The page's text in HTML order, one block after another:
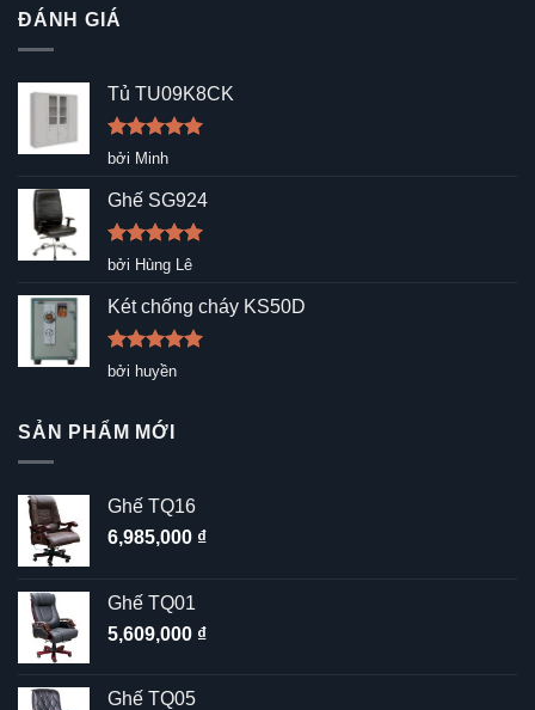
ĐÁNH GIÁ
Tủ TU09K8CK
Được xếp
sao
bởi Minh
Ghế SG924
Được xếp
5
sao
bởi Hùng Lê
Két chống cháy KS50D
Được xếp
hạng5
bởi huyền
SẢN PHẨM MỚI
Ghế TQ16
6,985,000 ₫
Ghế TQ01
5,609,000 ₫
Ghế TQ05